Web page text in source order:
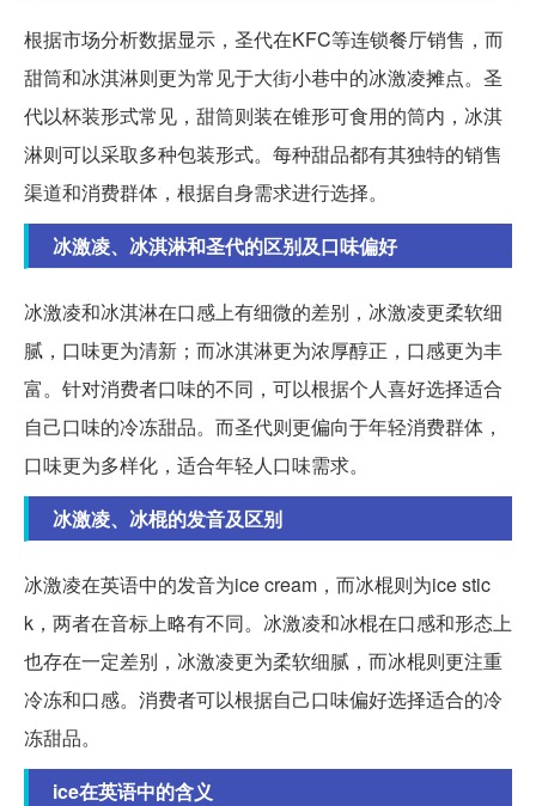
根据市场分析数据显示，圣代在KFC等连锁餐厅销售，而
甜筒和冰淇淋则更为常见于大街小巷中的冰激凌摊点。圣
代以杯装形式常见，甜筒则装在锥形可食用的筒内，冰淇
淋则可以采取多种包装形式。每种甜品都有其独特的销售
渠道和消费群体，根据自身需求进行选择。
冰激凌、冰淇淋和圣代的区别及口味偏好
冰激凌和冰淇淋在口感上有细微的差别，冰激凌更柔软细
腻，口味更为清新；而冰淇淋更为浓厚醇正，口感更为丰
富。针对消费者口味的不同，可以根据个人喜好选择适合
自己口味的冷冻甜品。而圣代则更偏向于年轻消费群体，
口味更为多样化，适合年轻人口味需求。
冰激凌、冰棍的发音及区别
冰激凌在英语中的发音为ice cream，而冰棍则为ice stic
k，两者在音标上略有不同。冰激凌和冰棍在口感和形态上
也存在一定差别，冰激凌更为柔软细腻，而冰棍则更注重
冷冻和口感。消费者可以根据自己口味偏好选择适合的冷
冻甜品。
ice在英语中的含义